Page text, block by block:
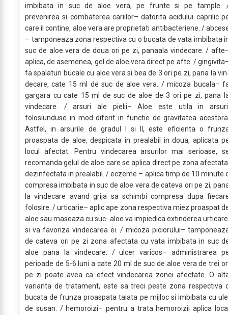
imbibata in suc de aloe vera, pe frunte si pe tample.
prevenirea si combaterea cariilor– datorita acidului caprilic
care il contine, aloe vera are proprietati antibacteriene. /
– tamponeaza zona respectiva cu o bucata de vata imbibata
suc de aloe vera de doua ori pe zi, panaala vindecare. /
aplica, de asemenea, gel de aloe vera direct pe afte. /
fa spalaturi bucale cu aloe vera si bea de 3 ori pe zi, pana la
decare, cate 15 ml de suc de aloe vera. / micoza bucala–
gargara cu cate 15 ml de suc de aloe de 3 ori pe zi, pana
vindecare. / arsuri ale pielii– Aloe este utila in
folosiunduse in mod diferit in functie de gravitatea
Astfel, in arsurile de gradul I si II, este eficienta o
proaspata de aloe, despicata in prealabil in doua, aplicata
locul afectat. Pentru vindecarea arsurilor mai serioase,
recomanda gelul de aloe care se aplica direct pe zona
dezinfectata in prealabil. / eczeme – aplica timp de 10 minute
compresa imbibata in suc de aloe vera de cateva ori pe zi,
la vindecare avand grija sa schimbi com­presa dupa
folosire. / urticarie– aplic ape zona respectiva miez proaspat
aloe sau maseaza cu suc- aloe va impiedica extinderea
si va favoriza vindecarea ei. / micoza piciorului–
de cateva ori pe zi zona afectata cu vata imbibata in suc
aloe pana la vindecare. / ulcer varicos– administrarea
perioade de 5-6 luni a cate 20 ml de suc de aloe vera de trei
pe zi poate avea ca efect vindecarea zonei afectate. O
varianta de tratament, este sa treci peste zona respectiva
bucata de frunza proaspata taiata pe mijloc si imbibata cu
de susan. / hemoroizi– pentru a trata hemoroizii aplica